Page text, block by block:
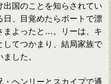
出国のことを知らされてい
日、目覚めたらボートで漂
まよったと…。リーは、キ
してつかまり、結局家族で
した。
ヘンリーとスカイプで通